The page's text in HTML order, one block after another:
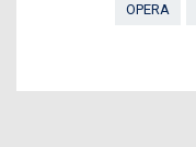
OPERA